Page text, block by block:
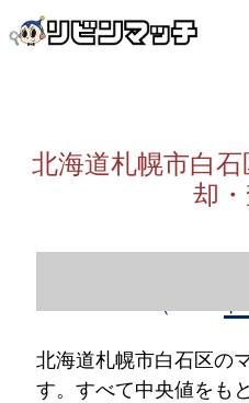
北海道札幌市白
却
北海道札幌市白石区の
す。すべて中央値をも